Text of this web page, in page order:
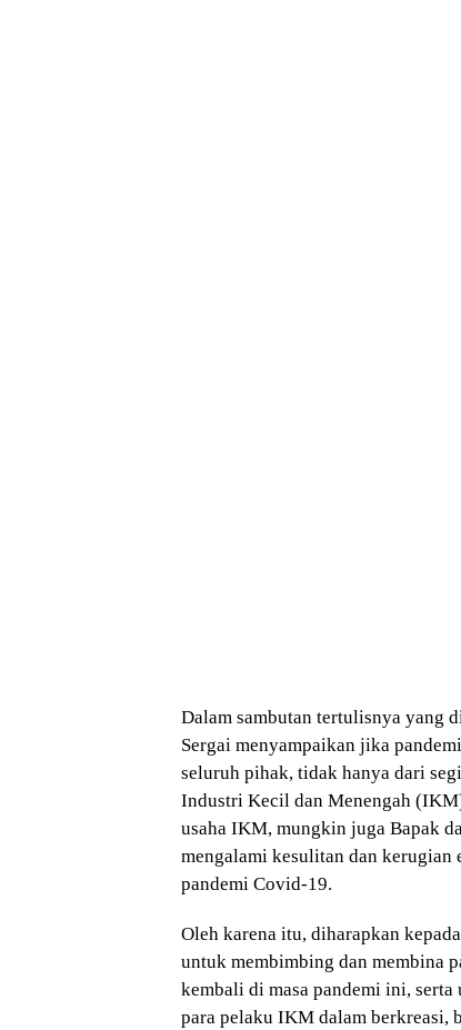
Dalam sambutan tertulisnya yang
Sergai menyampaikan jika
seluruh pihak, tidak hanya dari
Industri Kecil dan Menengah
usaha IKM, mungkin juga Bapak
mengalami kesulitan dan kerugian
pandemi Covid-19.
Oleh karena itu, diharapkan
untuk membimbing dan membina
kembali di masa pandemi ini,
para pelaku IKM dalam berkreasi,